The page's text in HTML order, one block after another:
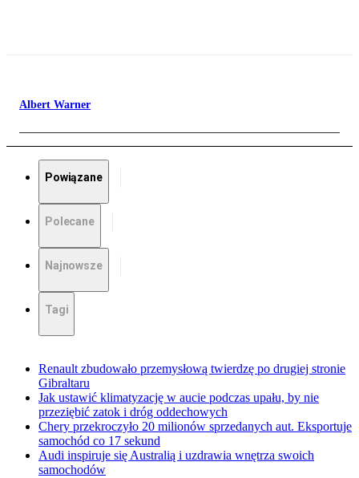
Albert Warner
Powiązane
Polecane
Najnowsze
Tagi
Renault zbudowało przemysłową twierdzę po drugiej stronie
Gibraltaru
Jak ustawić klimatyzację w aucie podczas upału, by nie
przeziębić zatok i dróg oddechowych
Chery przekroczyło 20 milionów sprzedanych aut. Eksportuje
samochód co 17 sekund
Audi inspiruje się Australią i uzdrawia wnętrza swoich
samochodów